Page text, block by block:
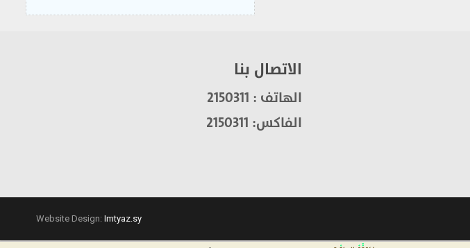
الاتصال بنا
الهاتف : 2150311
الفاكس: 2150311
Website Design: Imtyaz.sy